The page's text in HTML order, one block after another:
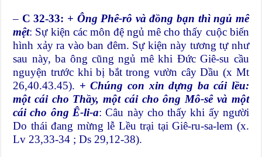
– C 32-33: + Ông Phê-rô và đồng bạn thì ngủ mê
mệt: Sự kiện các môn đệ ngủ mê cho thấy cuộc biến
hình xảy ra vào ban đêm. Sự kiện này tương tự như
sau này, ba ông cũng ngủ mê khi Đức Giê-su cầu
nguyện trước khi bị bắt trong vườn cây Dầu (x Mt
26,40.43.45). +Chúng con xin dựng ba cái lều:
một cái cho Thầy, một cái cho ông Mô-sê và một
cái cho ông Ê-li-a: Câu này cho thấy khi ấy người
Do thái đang mừng lễ Lều trại tại Giê-ru-sa-lem (x.
Lv 23,33-34 ; Ds 29,12-38).